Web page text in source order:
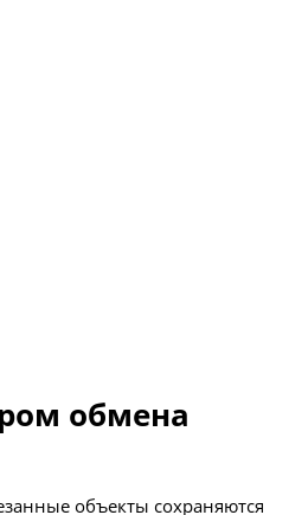
обмена
объекты сохраняются